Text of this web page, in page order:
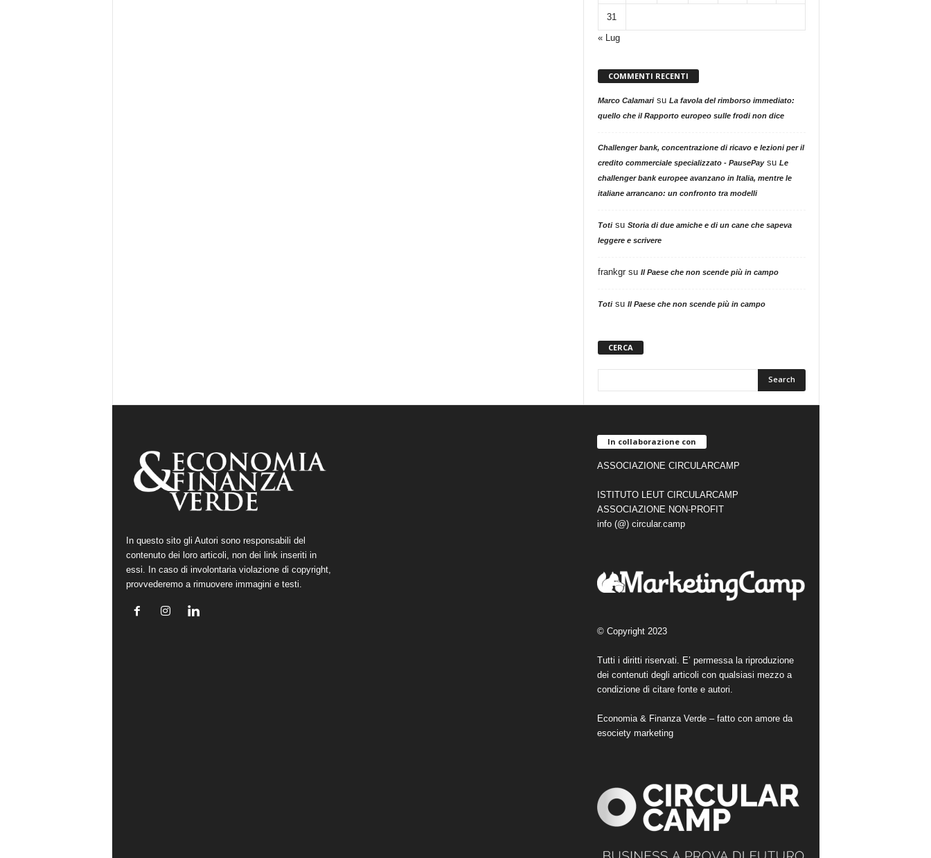
31
« Lug
COMMENTI RECENTI
Marco Calamarisu La favola del rimborso immediato:
quello che il Rapporto europeo sulle frodi non dice
Challenger bank, concentrazione di ricavo e lezioni per il
credito commerciale specializzato - PausePaysu Le
challenger bank europee avanzano in Italia, mentre le
italiane arrancano: un confronto tra modelli
Totisu Storia di due amiche e di un cane che sapeva
leggere e scrivere
frankgrsu Il Paese che non scende più in campo
Totisu Il Paese che non scende più in campo
CERCA
In questo sito gli Autori sono responsabili del
contenuto dei loro articoli, non dei link inseriti in
essi. In caso di involontaria violazione di copyright,
provvederemo a rimuovere immagini e testi.
In collaborazione con
ASSOCIAZIONE CIRCULARCAMP
ISTITUTO LEUT CIRCULARCAMP
ASSOCIAZIONE NON-PROFIT
info (@) circular.camp
© Copyright 2023
Tutti i diritti riservati. E’ permessa la riproduzione
dei contenuti degli articoli con qualsiasi mezzo a
condizione di citare fonte e autori.
Economia & Finanza Verde – fatto con amore da
esociety marketing